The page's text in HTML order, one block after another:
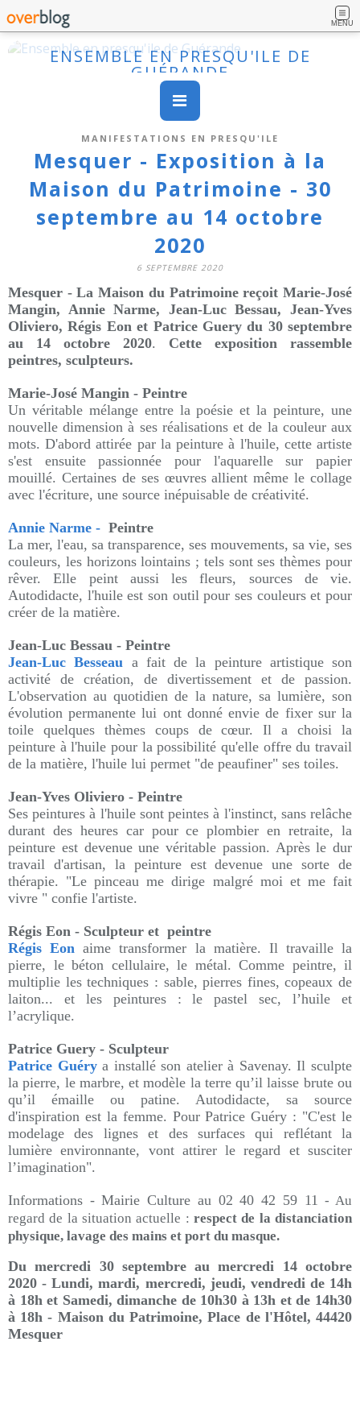
MENU
ENSEMBLE EN PRESQU'ILE DE
GUÉRANDE
MANIFESTATIONS EN PRESQU'ILE
Mesquer - Exposition à la
Maison du Patrimoine - 30
septembre au 14 octobre
2020
6 SEPTEMBRE 2020
Mesquer - La Maison du Patrimoine reçoit Marie-José
Mangin, Annie Narme, Jean-Luc Bessau, Jean-Yves
Oliviero, Régis Eon et Patrice Guery du 30 septembre
au 14 octobre 2020. Cette exposition rassemble
peintres, sculpteurs.
Marie-José Mangin - Peintre
Un véritable mélange entre la poésie et la peinture, une
nouvelle dimension à ses réalisations et de la couleur aux
mots. D'abord attirée par la peinture à l'huile, cette artiste
s'est ensuite passionnée pour l'aquarelle sur papier
mouillé. Certaines de ses œuvres allient même le collage
avec l'écriture, une source inépuisable de créativité.
Annie Narme - Peintre
La mer, l'eau, sa transparence, ses mouvements, sa vie, ses
couleurs, les horizons lointains ; tels sont ses thèmes pour
rêver. Elle peint aussi les fleurs, sources de vie.
Autodidacte, l'huile est son outil pour ses couleurs et pour
créer de la matière.
Jean-Luc Bessau - Peintre
Jean-Luc Besseau a fait de la peinture artistique son
activité de création, de divertissement et de passion.
L'observation au quotidien de la nature, sa lumière, son
évolution permanente lui ont donné envie de fixer sur la
toile quelques thèmes coups de cœur. Il a choisi la
peinture à l'huile pour la possibilité qu'elle offre du travail
de la matière, l'huile lui permet "de peaufiner" ses toiles.
Jean-Yves Oliviero - Peintre
Ses peintures à l'huile sont peintes à l'instinct, sans relâche
durant des heures car pour ce plombier en retraite, la
peinture est devenue une véritable passion. Après le dur
travail d'artisan, la peinture est devenue une sorte de
thérapie. "Le pinceau me dirige malgré moi et me fait
vivre " confie l'artiste.
Régis Eon - Sculpteur et peintre
Régis Eon aime transformer la matière. Il travaille la
pierre, le béton cellulaire, le métal. Comme peintre, il
multiplie les techniques : sable, pierres fines, copeaux de
laiton... et les peintures : le pastel sec, l’huile et
l’acrylique.
Patrice Guery - Sculpteur
Patrice Guérya installé son atelier à Savenay. Il sculpte
la pierre, le marbre, et modèle la terre qu’il laisse brute ou
qu’il émaille ou patine. Autodidacte, sa source
d'inspiration est la femme. Pour Patrice Guéry : "C'est le
modelage des lignes et des surfaces qui reflétant la
lumière environnante, vont attirer le regard et susciter
l’imagination".
Informations - Mairie Culture au 02 40 42 59 11- Au
regard de la situation actuelle : respect de la distanciation
physique, lavage des mains et port du masque.
Du mercredi 30 septembre au mercredi 14 octobre
2020 - Lundi, mardi, mercredi, jeudi, vendredi de 14h
à 18h et Samedi, dimanche de 10h30 à 13h et de 14h30
à 18h - Maison du Patrimoine, Place de l'Hôtel, 44420
Mesquer